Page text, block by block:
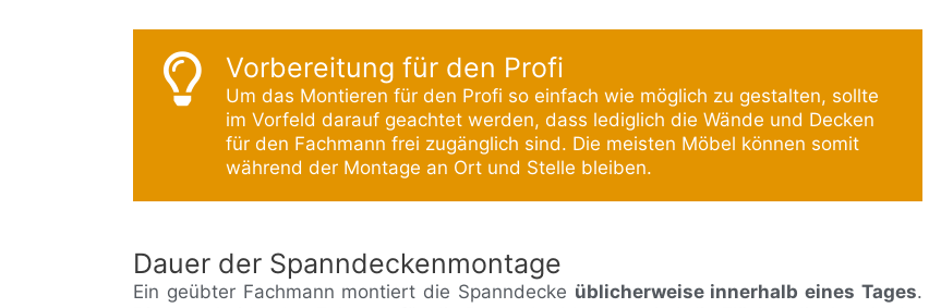
Vorbereitung für den Profi
Um das Montieren für den Profi so einfach wie möglich zu gestalten, sollte
im Vorfeld darauf geachtet werden, dass lediglich die Wände und Decken
für den Fachmann frei zugänglich sind. Die meisten Möbel können somit
während der Montage an Ort und Stelle bleiben.
Dauer der Spanndeckenmontage
Ein geübter Fachmann montiert die Spanndecke üblicherweise innerhalb eines Tages.